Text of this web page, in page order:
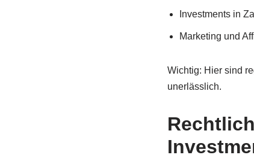
Investments in
Marketing und
Wichtig: Hier sind
unerlässlich.